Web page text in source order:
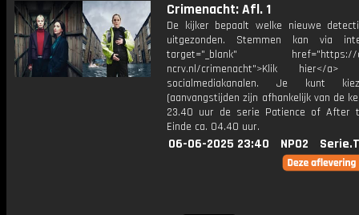
Crimenacht: Afl. 1
De kijker bepaalt welke nieuwe
uitgezonden. Stemmen kan via
target="_blank" href="https://
ncrv.nl/crimenacht">Klik hier</
socialmediakanalen. Je kunt
(aanvangstijden zijn afhankelijk van de
23.40 uur de serie Patience of After
Einde ca. 04.40 uur.
06-06-2025 23:40 NPO2